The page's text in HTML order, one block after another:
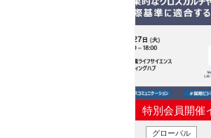
特別会員開催
グローバル